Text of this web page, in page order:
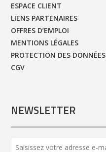
ESPACE CLIENT
LIENS PARTENAIRES
OFFRES D’EMPLOI
MENTIONS LÉGALES
PROTECTION DES DONNÉES
CGV
NEWSLETTER